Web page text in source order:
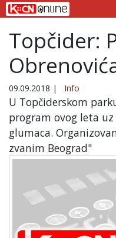
Topčider:
09.09.2018 | Info
U Topčiderskom
program ovog leta
glumaca.
zvanim Beograd"